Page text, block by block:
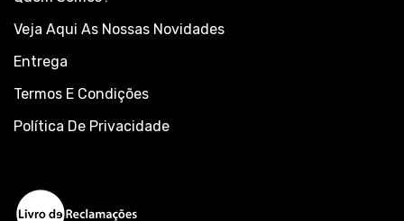
Veja Aqui As Nossas Novidades
Entrega
Termos E Condições
Política De Privacidade